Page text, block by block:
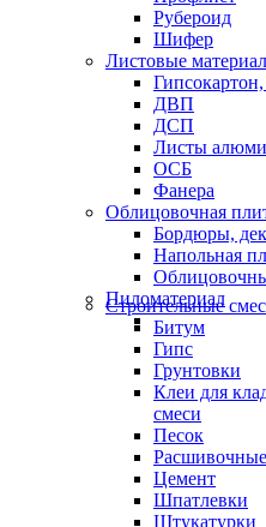
Рубероид
Шифер
Листовые
ДВП
ДСП
Листы
ОСБ
Фанера
Облицовочная
Бордюры,
Напольная
Пиломатериал
Строительные
Битум
Гипс
Грунтовки
Клеи для
смеси
Песок
Цемент
Шпатлевки
Штукатурки